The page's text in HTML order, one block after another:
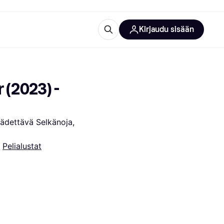
Kirjaudu sisään
(2023) -
Selkänoja,
Pelialustat